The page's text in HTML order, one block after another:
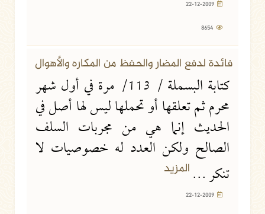
فائدة لدفع المضار والحفظ من المكاره والأهوال
كتابة البسملة / 113/ مرة في أول شهر
محرم ثم تعلقها أو تحملها ليس لها أصل في
الحديث إنما هي من مجربات السلف
الصالح ولكن العدد له خصوصيات لا
تنكر ... المزيد